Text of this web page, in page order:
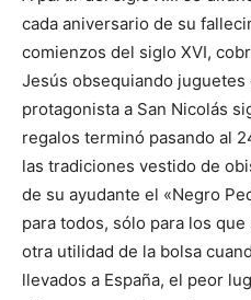
cada aniversario de su
comienzos del siglo XVI,
Jesús obsequiando
protagonista a San Nicolás
regalos terminó pasando al
las tradiciones vestido de
de su ayudante el «Negro
para todos, sólo para los
otra utilidad de la bolsa
llevados a España, el peor